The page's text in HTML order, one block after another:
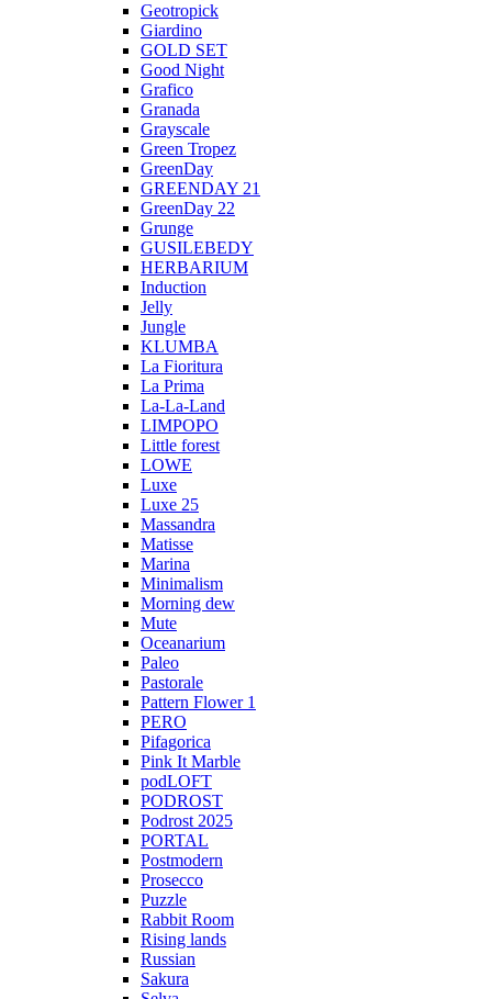
Geotropick
Giardino
GOLD SET
Good Night
Grafico
Granada
Grayscale
Green Tropez
GreenDay
GREENDAY 21
GreenDay 22
Grunge
GUSILEBEDY
HERBARIUM
Induction
Jelly
Jungle
KLUMBA
La Fioritura
La Prima
La-La-Land
LIMPOPO
Little forest
LOWE
Luxe
Luxe 25
Massandra
Matisse
Marina
Minimalism
Morning dew
Mute
Oceanarium
Paleo
Pastorale
Pattern Flower 1
PERO
Pifagorica
Pink It Marble
podLOFT
PODROST
Podrost 2025
PORTAL
Postmodern
Prosecco
Puzzle
Rabbit Room
Rising lands
Russian
Sakura